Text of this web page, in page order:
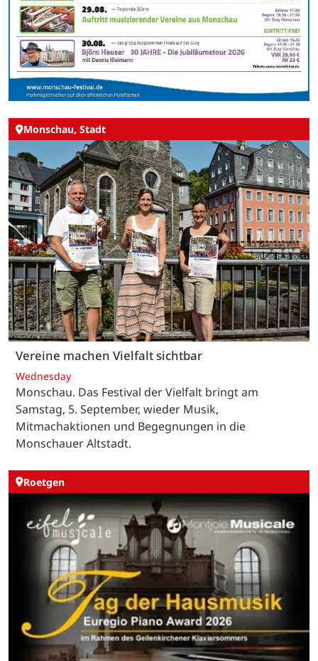
Monschau, Stadt
Vereine machen Vielfalt sichtbar
Wednesday
Monschau. Das Festival der Vielfalt bringt am
Samstag, 5. September, wieder Musik,
Mitmachaktionen und Begegnungen in die
Monschauer Altstadt.
Roetgen